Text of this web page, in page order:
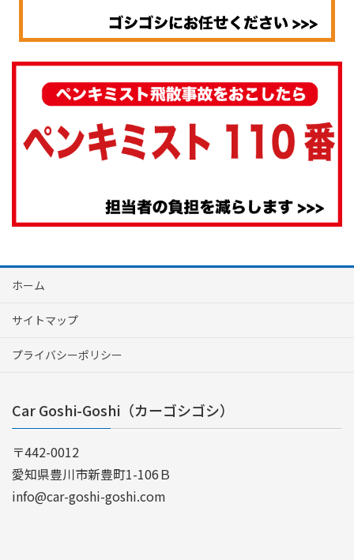
ホーム
サイトマップ
プライバシーポリシー
Car Goshi-Goshi（カーゴシゴシ）
〒442-0012
愛知県豊川市新豊町1-106Ｂ
info@car-goshi-goshi.com